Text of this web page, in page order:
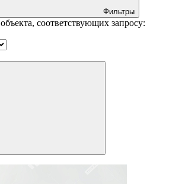
Фильтры
объекта, соответствующих запросу: